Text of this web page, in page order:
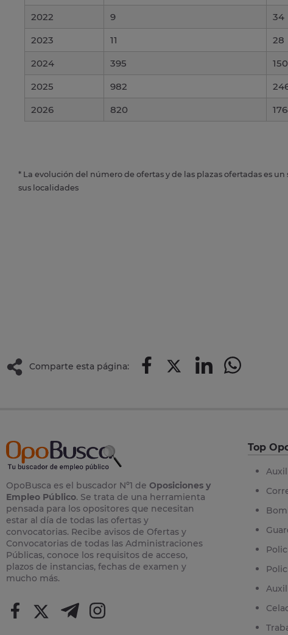
2022
9
34
2023
11
28
2024
395
2025
982
2026
820
* La evolución del número de ofertas y de las plazas ofertadas es
sus localidades
Comparte esta página:
OpoBusca es el buscador Nº1 de Oposiciones y
Empleo Público. Se trata de una herramienta
pensada para los opositores que necesitan
estar al día de todas las ofertas y
convocatorias. Recibe avisos de Ofertas y
Convocatorias de todas las Administraciones
Públicas, conoce los requisitos de acceso,
plazos de instancias, fechas de examen y
mucho más.
Top